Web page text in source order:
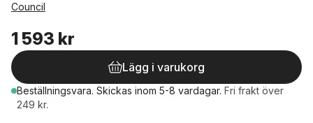
Council
1 593 kr
Lägg i varukorg
Beställningsvara. Skickas inom 5-8 vardagar. Fri frakt över
249 kr.